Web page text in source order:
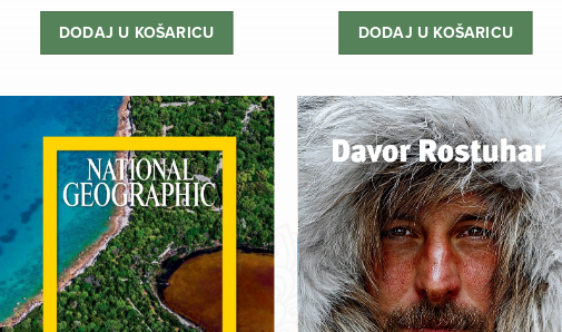
DODAJ U KOŠARICU DODAJ U KOŠARICU